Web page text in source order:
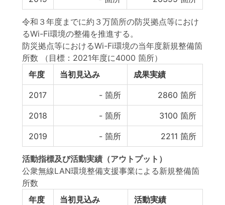
令和３年度までに約３万箇所の防災拠点等におけ
るWi-Fi環境の整備を推進する。
防災拠点等におけるWi-Fi環境の当年度新規整備箇
所数
（目標：2021年度に4000 箇所）
年度
当初見込み 成果実績
2017 - 箇所 2860 箇所
2018 - 箇所 3100 箇所
2019 - 箇所 2211 箇所
活動指標及び活動実績 （アウトプット）
公衆無線LAN環境整備支援事業による新規整備箇
所数
年度
当初見込み 活動実績